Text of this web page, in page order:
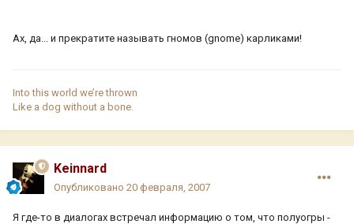
Ах, да... и прекратите называть гномов (gnome) карликами!
Into this world we’re thrown
Like a dog without a bone.
Keinnard
Опубликовано 20 февраля, 2007
Я где-то в диалогах встречал информацию о том, что полуогры -